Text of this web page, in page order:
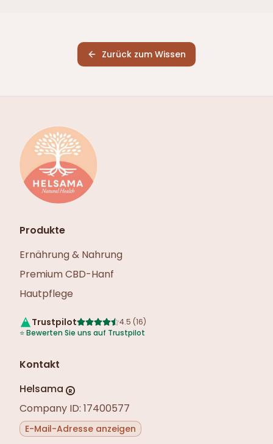
Zurück zum Wissen
Produkte
Ernährung & Nahrung
Premium CBD-Hanf
Hautpflege
Trustpilot 4.5 (16)
⭐Bewerten Sie uns auf Trustpilot
Kontakt
Helsama
R
Company ID: 17400577
E-Mail-Adresse anzeigen